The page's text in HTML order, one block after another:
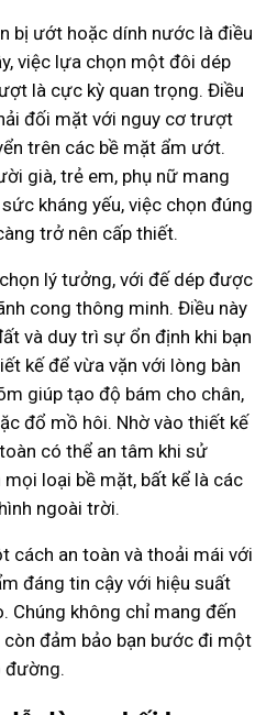
bị ướt hoặc dính nước là điều
việc lựa chọn một đôi dép
là cực kỳ quan trọng. Điều
đối mặt với nguy cơ trượt
trên các bề mặt ẩm ướt.
già, trẻ em, phụ nữ mang
kháng yếu, việc chọn đúng
trở nên cấp thiết.
lý tưởng, với đế dép được
cong thông minh. Điều này
và duy trì sự ổn định khi bạn
kế để vừa vặn với lòng bàn
giúp tạo độ bám cho chân,
đổ mồ hôi. Nhờ vào thiết kế
có thể an tâm khi sử
loại bề mặt, bất kể là các
ngoài trời.
cách an toàn và thoải mái với
đáng tin cậy với hiệu suất
Chúng không chỉ mang đến
đảm bảo bạn bước đi một
đường.